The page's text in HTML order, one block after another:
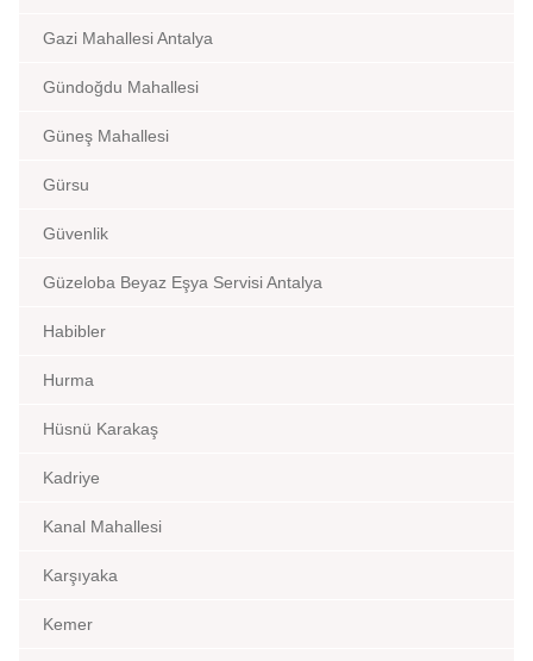
Gazi Mahallesi Antalya
Gündoğdu Mahallesi
Güneş Mahallesi
Gürsu
Güvenlik
Güzeloba Beyaz Eşya Servisi Antalya
Habibler
Hurma
Hüsnü Karakaş
Kadriye
Kanal Mahallesi
Karşıyaka
Kemer